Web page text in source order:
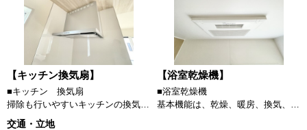
【キッチン換気扇】
■キッチン 換気扇
掃除も行いやすいキッチンの換気扇です。換気扇用フィルターを利用すればお掃除も簡易に済みます。
【浴室乾燥機】
■浴室乾燥機
基本機能は、乾燥、暖房、換気、涼風、24時間換気の5つです。それぞれの機能に特長があり、毎日使用するにあたり、季節に合った使用方法がありますので、浴室乾燥機は年間を通して使うことができます。
交通・立地